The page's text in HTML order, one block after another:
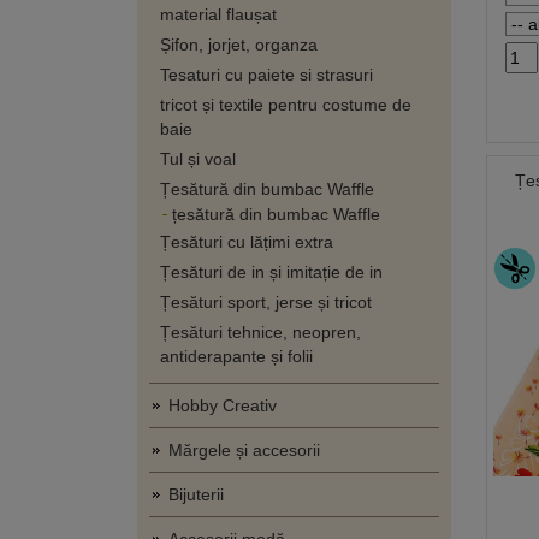
material flaușat
Șifon, jorjet, organza
Tesaturi cu paiete si strasuri
tricot și textile pentru costume de
baie
Tul și voal
Țesătură din bumbac Waffle
țesătură din bumbac Waffle
Țesături cu lățimi extra
Țesături de in și imitație de in
Țesături sport, jerse și tricot
Țesături tehnice, neopren,
antiderapante și folii
Hobby Creativ
Mărgele și accesorii
Bijuterii